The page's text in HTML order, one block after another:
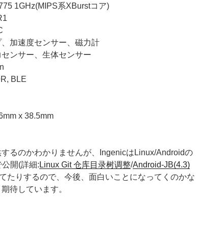
1GHz(MIPS系XBurstコア)
、加速度センサー、磁力計
センサー、生体センサー
BLE
x 38.5mm
るのかわかりませんが、IngenicはLinux/Androidの
開(詳細: Linux Git 仓库目录树调整/Android-JB(4.3)
たりするので、今後、面白いことになってくのかな
待しています。